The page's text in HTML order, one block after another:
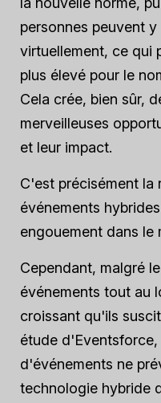
personnes peuvent
virtuellement, ce qui
plus élevé pour le
Cela crée, bien sûr,
merveilleuses
et leur impact.
C'est précisément la
événements
engouement dans le
Cependant, malgré
événements tout au
croissant qu'ils
étude
d'événements ne
technologie hybride